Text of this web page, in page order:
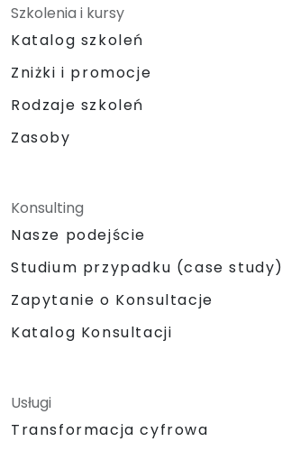
Szkolenia i kursy
Katalog szkoleń
Zniżki i promocje
Rodzaje szkoleń
Zasoby
Konsulting
Nasze podejście
Studium przypadku (case study)
Zapytanie o Konsultacje
Katalog Konsultacji
Usługi
Transformacja cyfrowa